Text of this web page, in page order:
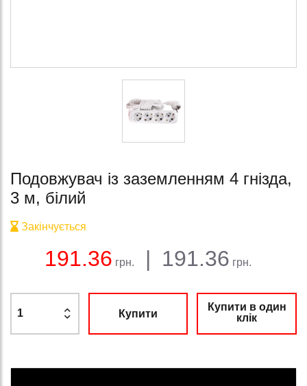
Подовжувач із заземленням 4 гнізда,
3 м, білий
Баланс:
Закінчується
191.36 грн. | 191.36 грн.
Купити
Купити в один
клік